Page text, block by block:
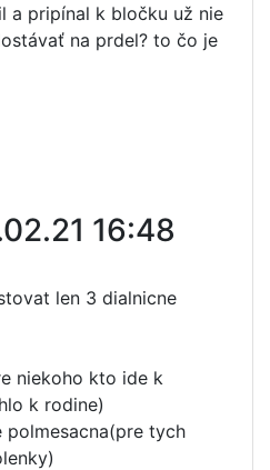
a pripínal k bločku už nie
na prdel? to čo je
16:48
len 3 dialnicne
niekoho kto ide k
k rodine)
polmesacna(pre tych